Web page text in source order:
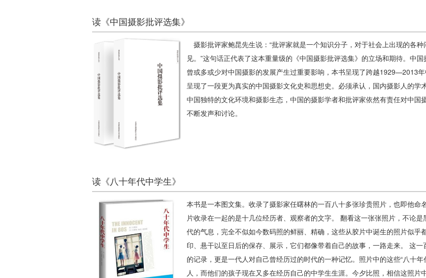
读《中国摄影批评选集》
摄影批评家鲍昆先生说：“批评家就是一个知识分子，对于社会上出现的各
见。”这句话正代表了这本重量级的《中国摄影批评选集》的立场和期待。中
曾或多或少对中国摄影的发展产生过重要影响，本书呈现了跨越1929—2013
呈现了一段更为真实的中国摄影文化史和思想史。必须承认，国内摄影人的
中国独特的文化环境和摄影生态，中国的摄影学者和批评家依然有责任对中国
不断发声和讨论。
读《八十年代中学生》
本书是一本图文集。收录了摄影家任曙林的一百八十多张珍贵照片，也即他命
片收录在一起的是十几位经历者、观察者的文字。 翻看这一张张照片，不论
代的气息，完全不似如今数码照的鲜丽、精确，这些从胶片中诞生的照片似乎
印、悬干以至日后的保存、展示，它们都像带着自己的故事，一路走来。 这
的记录，更是一代人对自己曾经历过的时代的一种记忆。照片中的这些“八十
人，而他们的孩子现在又多在经历自己的中学生生涯。今夕比照，相信这照片